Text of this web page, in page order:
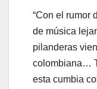
“Con el rumor
de música
pilanderas
colombiana…
esta cumbia